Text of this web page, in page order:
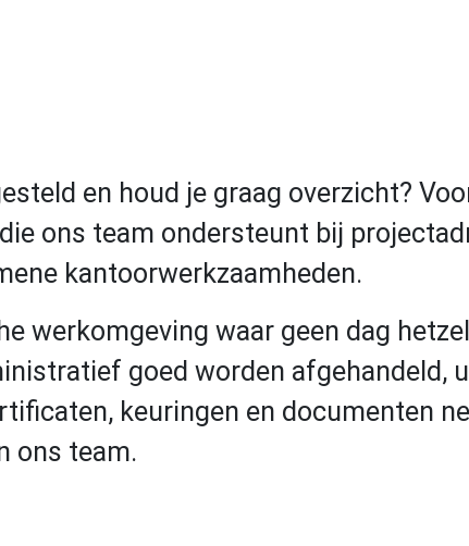
en houd je graag overzicht?
ons team ondersteunt bij
kantoorwerkzaamheden.
werkomgeving waar geen dag
goed worden afgehandeld,
keuringen en documenten
ons team.